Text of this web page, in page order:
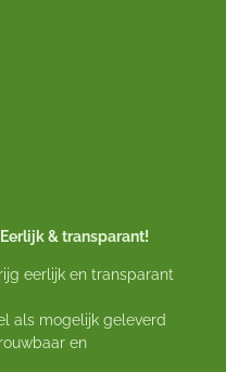
& transparant!
eerlijk en transparant
als mogelijk geleverd
en